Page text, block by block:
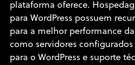
plataforma oferece.
para WordPress possuem
para a melhor performance
como servidores
para o WordPress e suporte